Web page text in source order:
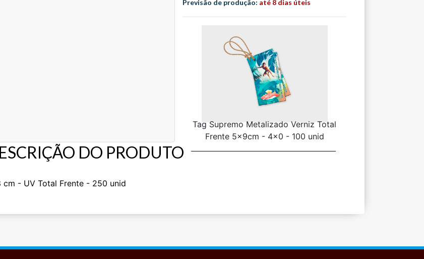
Previsão de produção: até 8 dias úteis
Tag Supremo Metalizado Verniz Total
Frente 5x9cm - 4x0 - 100 unid
DO PRODUTO
- UV Total Frente - 250 unid